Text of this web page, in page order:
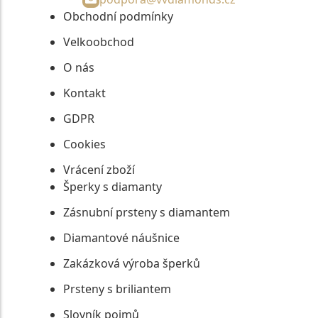
Obchodní podmínky
Velkoobchod
O nás
Kontakt
GDPR
Cookies
Vrácení zboží
Šperky s diamanty
Zásnubní prsteny s diamantem
Diamantové náušnice
Zakázková výroba šperků
Prsteny s briliantem
Slovník pojmů